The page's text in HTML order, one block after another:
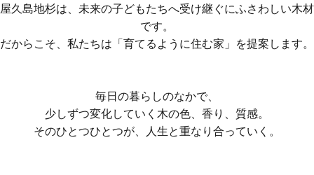
屋久島地杉は、未来の子どもたちへ受け継ぐにふさわしい木材
です。
だからこそ、私たちは「育てるように住む家」を提案します。
毎日の暮らしのなかで、
少しずつ変化していく木の色、香り、質感。
そのひとつひとつが、人生と重なり合っていく。